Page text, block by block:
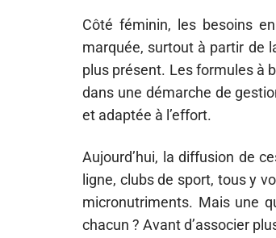
Côté féminin, les besoins
marquée, surtout à partir de
plus présent. Les formules à
dans une démarche de
et adaptée à l’effort.
Aujourd’hui, la diffusion de
ligne, clubs de sport, tous y
micronutriments. Mais une
chacun ? Avant d’associer